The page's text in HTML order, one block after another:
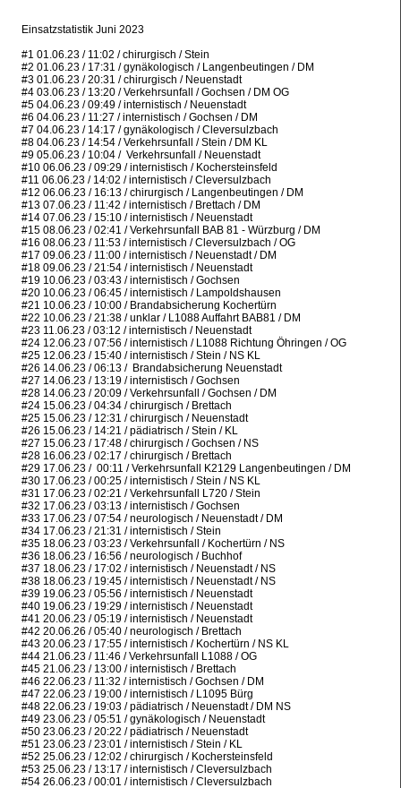
Einsatzstatistik Juni 2023
#1 01.06.23 / 11:02 / chirurgisch / Stein
#2 01.06.23 / 17:31 / gynäkologisch / Langenbeutingen / DM
#3 01.06.23 / 20:31 / chirurgisch / Neuenstadt
#4 03.06.23 / 13:20 / Verkehrsunfall / Gochsen / DM OG
#5 04.06.23 / 09:49 / internistisch / Neuenstadt
#6 04.06.23 / 11:27 / internistisch / Gochsen / DM
#7 04.06.23 / 14:17 / gynäkologisch / Cleversulzbach
#8 04.06.23 / 14:54 / Verkehrsunfall / Stein / DM KL
#9 05.06.23 / 10:04 / Verkehrsunfall / Neuenstadt
#10 06.06.23 / 09:29 / internistisch / Kochersteinsfeld
#11 06.06.23 / 14:02 / internistisch / Cleversulzbach
#12 06.06.23 / 16:13 / chirurgisch / Langenbeutingen / DM
#13 07.06.23 / 11:42 / internistisch / Brettach / DM
#14 07.06.23 / 15:10 / internistisch / Neuenstadt
#15 08.06.23 / 02:41 / Verkehrsunfall BAB 81 - Würzburg / DM
#16 08.06.23 / 11:53 / internistisch / Cleversulzbach / OG
#17 09.06.23 / 11:00 / internistisch / Neuenstadt / DM
#18 09.06.23 / 21:54 / internistisch / Neuenstadt
#19 10.06.23 / 03:43 / internistisch / Gochsen
#20 10.06.23 / 06:45 / internistisch / Lampoldshausen
#21 10.06.23 / 10:00 / Brandabsicherung Kochertürn
#22 10.06.23 / 21:38 / unklar / L1088 Auffahrt BAB81 / DM
#23 11.06.23 / 03:12 / internistisch / Neuenstadt
#24 12.06.23 / 07:56 / internistisch / L1088 Richtung Öhringen / OG
#25 12.06.23 / 15:40 / internistisch / Stein / NS KL
#26 14.06.23 / 06:13 / Brandabsicherung Neuenstadt
#27 14.06.23 / 13:19 / internistisch / Gochsen
#28 14.06.23 / 20:09 / Verkehrsunfall / Gochsen / DM
#24 15.06.23 / 04:34 / chirurgisch / Brettach
#25 15.06.23 / 12:31 / chirurgisch / Neuenstadt
#26 15.06.23 / 14:21 / pädiatrisch / Stein / KL
#27 15.06.23 / 17:48 / chirurgisch / Gochsen / NS
#28 16.06.23 / 02:17 / chirurgisch / Brettach
#29 17.06.23 / 00:11 / Verkehrsunfall K2129 Langenbeutingen / DM
#30 17.06.23 / 00:25 / internistisch / Stein / NS KL
#31 17.06.23 / 02:21 / Verkehrsunfall L720 / Stein
#32 17.06.23 / 03:13 / internistisch / Gochsen
#33 17.06.23 / 07:54 / neurologisch / Neuenstadt / DM
#34 17.06.23 / 21:31 / internistisch / Stein
#35 18.06.23 / 03:23 / Verkehrsunfall / Kochertürn / NS
#36 18.06.23 / 16:56 / neurologisch / Buchhof
#37 18.06.23 / 17:02 / internistisch / Neuenstadt / NS
#38 18.06.23 / 19:45 / internistisch / Neuenstadt / NS
#39 19.06.23 / 05:56 / internistisch / Neuenstadt
#40 19.06.23 / 19:29 / internistisch / Neuenstadt
#41 20.06.23 / 05:19 / internistisch / Neuenstadt
#42 20.06.26 / 05:40 / neurologisch / Brettach
#43 20.06.23 / 17:55 / internistisch / Kochertürn / NS KL
#44 21.06.23 / 11:46 / Verkehrsunfall L1088 / OG
#45 21.06.23 / 13:00 / internistisch / Brettach
#46 22.06.23 / 11:32 / internistisch / Gochsen / DM
#47 22.06.23 / 19:00 / internistisch / L1095 Bürg
#48 22.06.23 / 19:03 / pädiatrisch / Neuenstadt / DM NS
#49 23.06.23 / 05:51 / gynäkologisch / Neuenstadt
#50 23.06.23 / 20:22 / pädiatrisch / Neuenstadt
#51 23.06.23 / 23:01 / internistisch / Stein / KL
#52 25.06.23 / 12:02 / chirurgisch / Kochersteinsfeld
#53 25.06.23 / 13:17 / internistisch / Cleversulzbach
#54 26.06.23 / 00:01 / internistisch / Cleversulzbach